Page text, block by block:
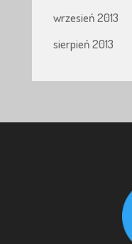
wrzesień 2013
sierpień 2013